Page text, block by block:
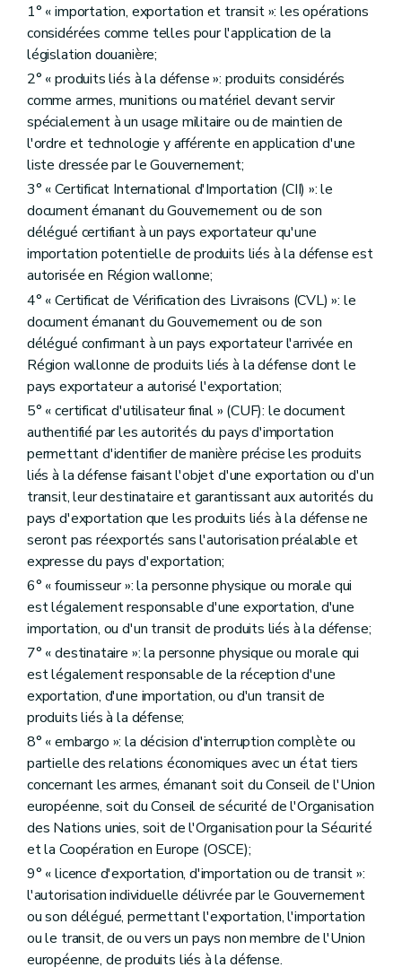
1° « importation, exportation et transit »: les opérations
considérées comme telles pour l'application de la
législation douanière;
2° « produits liés à la défense »: produits considérés
comme armes, munitions ou matériel devant servir
spécialement à un usage militaire ou de maintien de
l'ordre et technologie y afférente en application d'une
liste dressée par le Gouvernement;
3° « Certificat International d'Importation (CII) »: le
document émanant du Gouvernement ou de son
délégué certifiant à un pays exportateur qu'une
importation potentielle de produits liés à la défense est
autorisée en Région wallonne;
4° « Certificat de Vérification des Livraisons (CVL) »: le
document émanant du Gouvernement ou de son
délégué confirmant à un pays exportateur l'arrivée en
Région wallonne de produits liés à la défense dont le
pays exportateur a autorisé l'exportation;
5° « certificat d'utilisateur final » (CUF): le document
authentifié par les autorités du pays d'importation
permettant d'identifier de manière précise les produits
liés à la défense faisant l'objet d'une exportation ou d'un
transit, leur destinataire et garantissant aux autorités du
pays d'exportation que les produits liés à la défense ne
seront pas réexportés sans l'autorisation préalable et
expresse du pays d'exportation;
6° « fournisseur »: la personne physique ou morale qui
est légalement responsable d'une exportation, d'une
importation, ou d'un transit de produits liés à la défense;
7° « destinataire »: la personne physique ou morale qui
est légalement responsable de la réception d'une
exportation, d'une importation, ou d'un transit de
produits liés à la défense;
8° « embargo »: la décision d'interruption complète ou
partielle des relations économiques avec un état tiers
concernant les armes, émanant soit du Conseil de l'Union
européenne, soit du Conseil de sécurité de l'Organisation
des Nations unies, soit de l'Organisation pour la Sécurité
et la Coopération en Europe (OSCE);
9° « licence d'exportation, d'importation ou de transit »:
l'autorisation individuelle délivrée par le Gouvernement
ou son délégué, permettant l'exportation, l'importation
ou le transit, de ou vers un pays non membre de l'Union
européenne, de produits liés à la défense.